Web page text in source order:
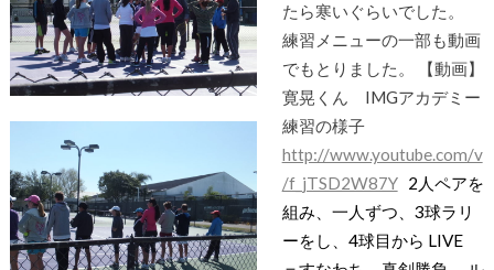
たら寒いぐらいでした。
練習メニューの一部も動画
でもとりました。 【動画】
寛晃くん IMGアカデミー
練習の様子
http://www.youtube.com/v
/f_jTSD2W87Y 2人ペアを
組み、一人ずつ、3球ラリ
ーをし、4球目から LIVE